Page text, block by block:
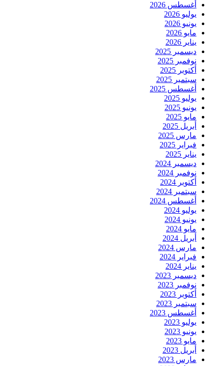
أغسطس 2026
يوليو 2026
يونيو 2026
مايو 2026
يناير 2026
ديسمبر 2025
نوفمبر 2025
أكتوبر 2025
سبتمبر 2025
أغسطس 2025
يوليو 2025
يونيو 2025
مايو 2025
أبريل 2025
مارس 2025
فبراير 2025
يناير 2025
ديسمبر 2024
نوفمبر 2024
أكتوبر 2024
سبتمبر 2024
أغسطس 2024
يوليو 2024
يونيو 2024
مايو 2024
أبريل 2024
مارس 2024
فبراير 2024
يناير 2024
ديسمبر 2023
نوفمبر 2023
أكتوبر 2023
سبتمبر 2023
أغسطس 2023
يوليو 2023
يونيو 2023
مايو 2023
أبريل 2023
مارس 2023